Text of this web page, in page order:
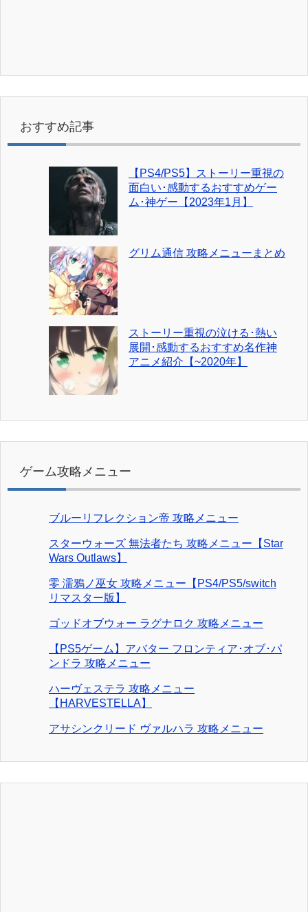
おすすめ記事
【PS4/PS5】ストーリー重視の
面白い･感動するおすすめゲー
ム･神ゲー【2023年1月】
グリム通信 攻略メニューまとめ
ストーリー重視の泣ける･熱い
展開･感動するおすすめ名作神
アニメ紹介【~2020年】
ゲーム攻略メニュー
ブルーリフレクション帝 攻略メニュー
スターウォーズ 無法者たち 攻略メニュー【Star
Wars Outlaws】
零 濡鴉ノ巫女 攻略メニュー【PS4/PS5/switch
リマスター版】
ゴッドオブウォー ラグナロク 攻略メニュー
【PS5ゲーム】アバター フロンティア･オブ･パ
ンドラ 攻略メニュー
ハーヴェステラ 攻略メニュー
【HARVESTELLA】
アサシンクリード ヴァルハラ 攻略メニュー